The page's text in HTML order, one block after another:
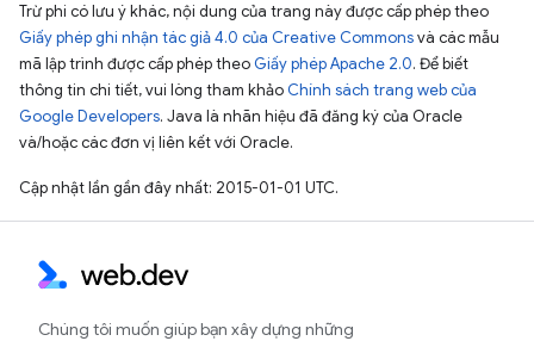
Trừ phi có lưu ý khác, nội dung của trang này được cấp phép theo
Giấy phép ghi nhận tác giả 4.0 của Creative Commonsvà các mẫu
mã lập trình được cấp phép theo Giấy phép Apache 2.0. Để biết
thông tin chi tiết, vui lòng tham khảo Chính sách trang web của
Google Developers. Java là nhãn hiệu đã đăng ký của Oracle
và/hoặc các đơn vị liên kết với Oracle.
Cập nhật lần gần đây nhất: 2015-01-01 UTC.
Chúng tôi muốn giúp bạn xây dựng những